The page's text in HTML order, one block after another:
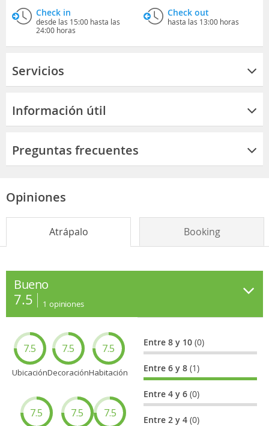
Check in
desde las 15:00 hasta las
24:00 horas
Check out
hasta las 13:00 horas
Servicios
Información útil
Preguntas frecuentes
Opiniones
Atrápalo Booking
Bueno
7.5 1 opiniones
7.5
Ubicación
7.5
Decoración
7.5
Habitación
7.5 7.5 7.5
Entre 8 y 10(0)
Entre 6 y 8(1)
Entre 4 y 6(0)
Entre 2 y 4(0)